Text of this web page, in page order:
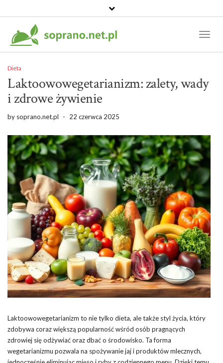
Dieta
Laktoowowegetarianizm: zalety, wady
i zdrowe żywienie
by soprano.net.pl - 22 czerwca 2025
Laktoowowegetarianizm to nie tylko dieta, ale także styl życia, który
zdobywa coraz większą popularność wśród osób pragnących
zdrowiej się odżywiać oraz dbać o środowisko. Ta forma
wegetarianizmu pozwala na spożywanie jaj i produktów mlecznych,